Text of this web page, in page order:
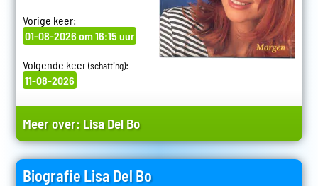
Vorige keer:
01-08-2026 om 16:15 uur
Volgende keer(schatting):
11-08-2026
Meer over: Lisa Del Bo
Biografie Lisa Del Bo